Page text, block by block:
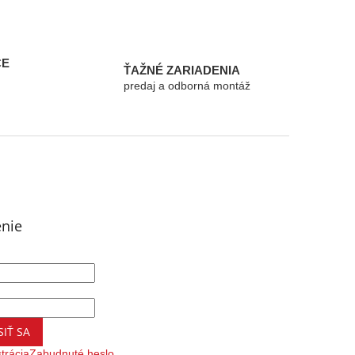
ŤAŽNÉ ZARIADENIA
predaj a odborná montáž
SA